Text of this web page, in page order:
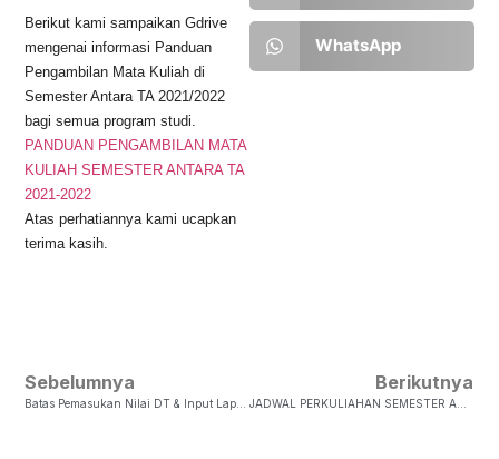
Berikut kami sampaikan Gdrive
mengenai informasi Panduan
Pengambilan Mata Kuliah di
Semester Antara TA 2021/2022
bagi semua program studi.
PANDUAN PENGAMBILAN MATA
KULIAH SEMESTER ANTARA TA
2021-2022
Atas perhatiannya kami ucapkan
terima kasih.
WhatsApp
Sebelumnya Berikutnya
JADWAL PERKULIAHAN SEMESTER ANTARA TAHUN AKADEMIK 2021/2022